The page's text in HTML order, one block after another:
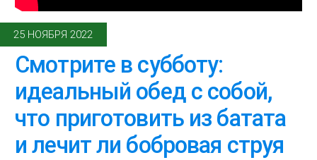
25 НОЯБРЯ 2022
Смотрите в субботу:
идеальный обед с собой,
что приготовить из батата
и лечит ли бобровая струя